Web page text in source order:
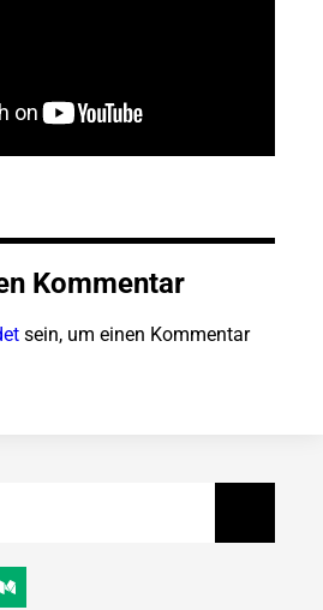
Kommentar
sein, um einen Kommentar